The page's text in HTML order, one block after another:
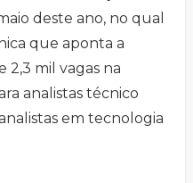
deste ano, no qual
que aponta a
2,3 mil vagas na
analistas técnico
em tecnologia